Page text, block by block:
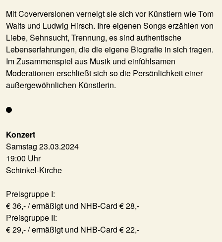
Konzert
Samstag 23.03.2024
19:00 Uhr
Schinkel-Kirche
Preisgruppe I:
€ 36,- / ermäßigt und NHB-Card € 28,-
Preisgruppe II:
€ 29,- / ermäßigt und NHB-Card € 22,-
Mit Coverversionen verneigt sie sich vor Künstlern wie Tom
Waits und Ludwig Hirsch. Ihre eigenen Songs erzählen von
Liebe, Sehnsucht, Trennung, es sind authentische
Lebenserfahrungen, die die eigene Biografie in sich tragen.
Im Zusammenspiel aus Musik und einfühlsamen
Moderationen erschließt sich so die Persönlichkeit einer
außergewöhnlichen Künstlerin.